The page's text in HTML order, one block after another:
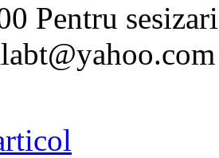
Pentru